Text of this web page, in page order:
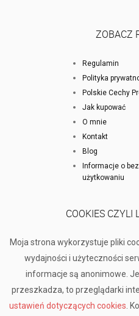
ZOBACZ
Regulamin
Polityka
Polskie Cechy
Jak kupować
O mnie
Kontakt
Blog
Informacje o
użytkowaniu
COOKIES CZYLI
Moja strona wykorzystuje pliki
wydajności i użyteczności
informacje są anonimowe.
przeszkadza, to przeglądarki
ustawień dotyczących cookies .